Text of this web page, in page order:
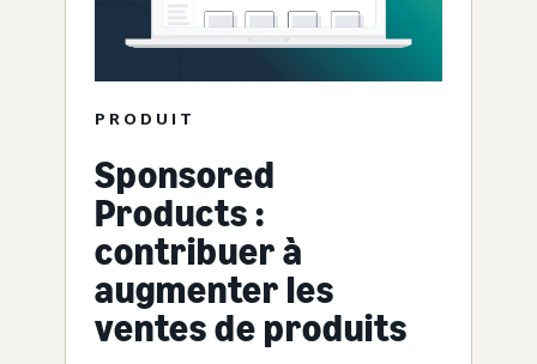
PRODUIT
Sponsored
Products :
contribuer à
augmenter les
ventes de produits